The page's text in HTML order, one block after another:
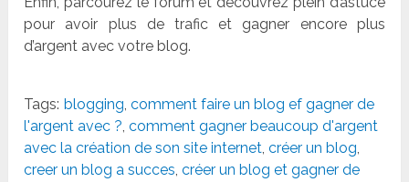
pour avoir plus de trafic et gagner encore plus
d’argent avec votre blog.
Tags: blogging,comment faire un blog ef gagner de
l'argent avec ?,comment gagner beaucoup d'argent
avec la création de son site internet,créer un blog,
creer un blog a succes,créer un blog et gagner de